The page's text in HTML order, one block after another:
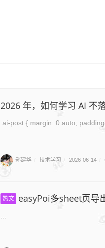
2026 年，如何学习 AI 不
郑建华 技术学习 2026-06-14
热文 easyPoi多sheet页导
...